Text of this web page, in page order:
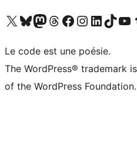
Visitez notre compte X (précédemment Twitter)
Visiter notre compte Bluesky
Visiter notre compte Mastodon
Visiter notre compte Threads
Consulter notre compte Facebook
Consulter notre compte
Consulter notre compte
Visiter notre compte
Visiter
Le code est une poésie.
The WordPress® trademark
of the WordPress Foundation.